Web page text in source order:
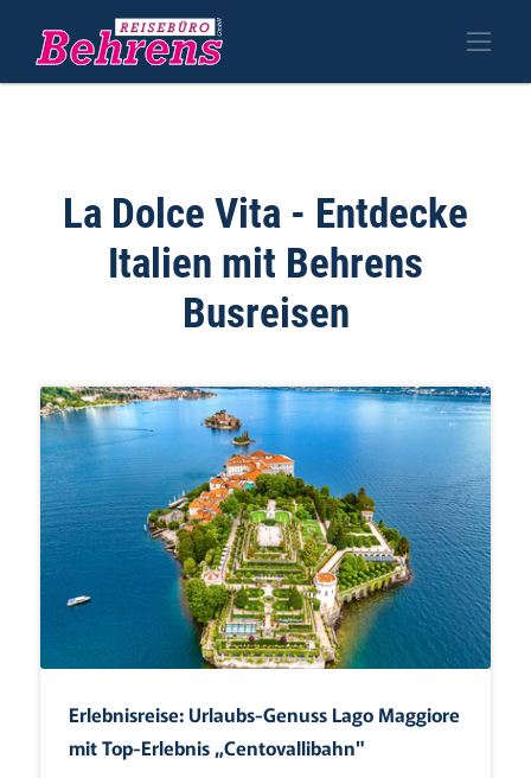
La Dolce Vita - Entdecke
Italien mit Behrens
Busreisen
Erlebnisreise: Urlaubs-Genuss Lago Maggiore
mit Top-­Erlebnis „Centovallibahn"